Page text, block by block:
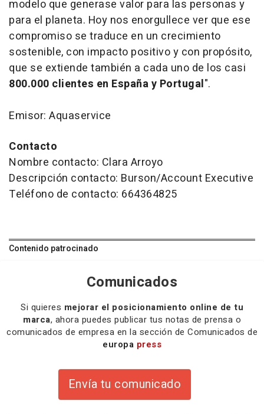
modelo que generase valor para las personas y
para el planeta. Hoy nos enorgullece ver que ese
compromiso se traduce en un crecimiento
sostenible, con impacto positivo y con propósito,
que se extiende también a cada uno de los casi
800.000 clientes en España y Portugal".
Emisor: Aquaservice
Contacto
Nombre contacto: Clara Arroyo
Descripción contacto: Burson/Account Executive
Teléfono de contacto: 664364825
Contenido patrocinado
Comunicados
Si quieres mejorar el posicionamiento online de tu
marca, ahora puedes publicar tus notas de prensa o
comunicados de empresa en la sección de Comunicados de
europa press
Envía tu comunicado